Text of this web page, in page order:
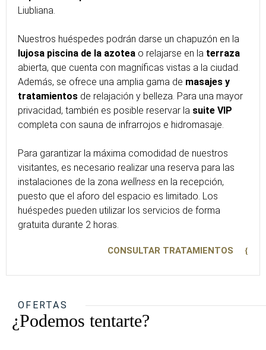
Liubliana.
Nuestros huéspedes podrán darse un chapuzón en la
lujosa piscina de la azotea o relajarse en la terraza
abierta, que cuenta con magníficas vistas a la ciudad.
Además, se ofrece una amplia gama de masajes y
tratamientos de relajación y belleza. Para una mayor
privacidad, también es posible reservar la suite VIP
completa con sauna de infrarrojos e hidromasaje.
Para garantizar la máxima comodidad de nuestros
visitantes, es necesario realizar una reserva para las
instalaciones de la zona wellness en la recepción,
puesto que el aforo del espacio es limitado. Los
huéspedes pueden utilizar los servicios de forma
gratuita durante 2 horas.
CONSULTAR TRATAMIENTOS
OFERTAS
¿Podemos tentarte?